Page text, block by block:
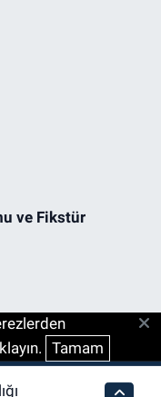
ve Fikstür
Tamam